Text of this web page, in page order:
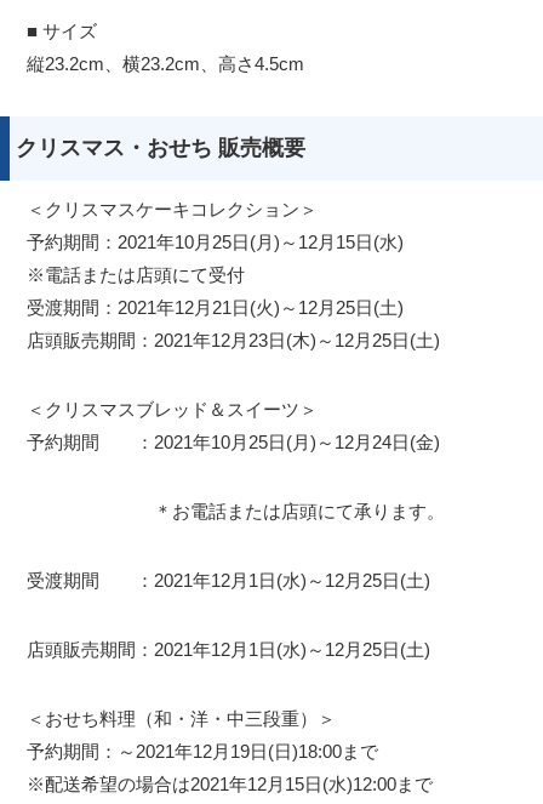
■ サイズ
縦23.2cm、横23.2cm、高さ4.5cm
クリスマス・おせち 販売概要
＜クリスマスケーキコレクション＞
予約期間：2021年10月25日(月)～12月15日(水)
※電話または店頭にて受付
受渡期間：2021年12月21日(火)～12月25日(土)
店頭販売期間：2021年12月23日(木)～12月25日(土)
＜クリスマスブレッド＆スイーツ＞
予約期間 ：2021年10月25日(月)～12月24日(金)
＊お電話または店頭にて承ります。
受渡期間 ：2021年12月1日(水)～12月25日(土)
店頭販売期間：2021年12月1日(水)～12月25日(土)
＜おせち料理（和・洋・中三段重）＞
予約期間：～2021年12月19日(日)18:00まで
※配送希望の場合は2021年12月15日(水)12:00まで